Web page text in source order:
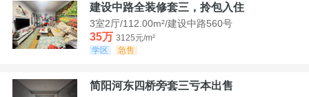
建设中路全装修套三，拎包入住
3室2厅/112.00m²/建设中路560号
35万 3125元/m²
学区
急售
简阳河东四桥旁套三亏本出售